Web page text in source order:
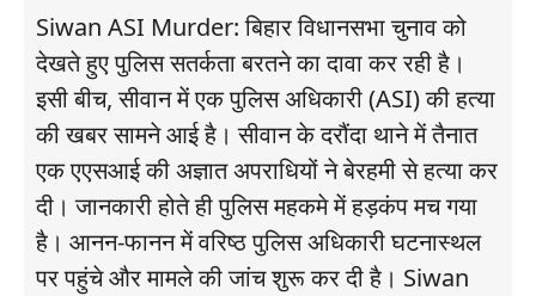
Siwan ASI Murder: बिहार विधानसभा चुनाव को
देखते हुए पुलिस सतर्कता बरतने का दावा कर रही है।
इसी बीच, सीवान में एक पुलिस अधिकारी (ASI) की हत्या
की खबर सामने आई है। सीवान के दरौंदा थाने में तैनात
एक एएसआई की अज्ञात अपराधियों ने बेरहमी से हत्या कर
दी। जानकारी होते ही पुलिस महकमे में हड़कंप मच गया
है। आनन-फानन में वरिष्ठ पुलिस अधिकारी घटनास्थल
पर पहुंचे और मामले की जांच शुरू कर दी है। Siwan